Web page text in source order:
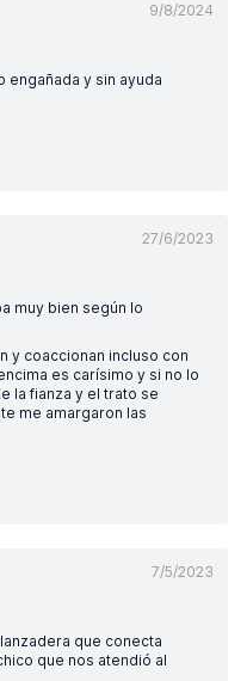
9/8/2024
engañada y sin ayuda
27/6/2023
muy bien según lo
y coaccionan incluso con
es carísimo y si no lo
la fianza y el trato se
me amargaron las
7/5/2023
que conecta
que nos atendió al